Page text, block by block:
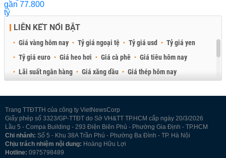
LIÊN KẾT NỔI BẬT
Giá vàng hôm nay Tỷ giá ngoại tệ Tỷ giá usd
Tỷ giá yen
Tỷ giá euro
Giá heo hơi Giá cà phê
Giá tiêu hôm nay
Lãi suất ngân hàng
Giá xăng dầu
Giá thép hôm nay
Trang TTĐTTH của công ty VietNewsCorp
Giấy phép số 3323/GP-TTĐT do Sở VH&TT TP.HCM cấp ngày 20/3/2026
Lầu 5 - Compa Building - 293 Điện Biên Phủ - Phường Gia Định - TP.HCM
Chi nhánh: Số 5 - Khu 38A Trần Phú - Phường Ba Đình - TP. Hà Nội
Chịu trách nhiệm nội dung: Hoàng Hữu Lợi
Hotline: 0975798489